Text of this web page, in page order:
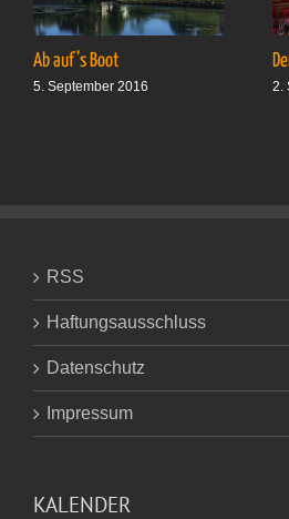
Ab auf’s Boot
5. September 2016 2.
RSS
Haftungsausschluss
Datenschutz
Impressum
KALENDER